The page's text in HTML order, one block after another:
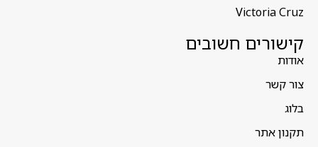
Victoria Cruz
קישורים חשובים
אודות
צור קשר
בלוג
תקנון אתר